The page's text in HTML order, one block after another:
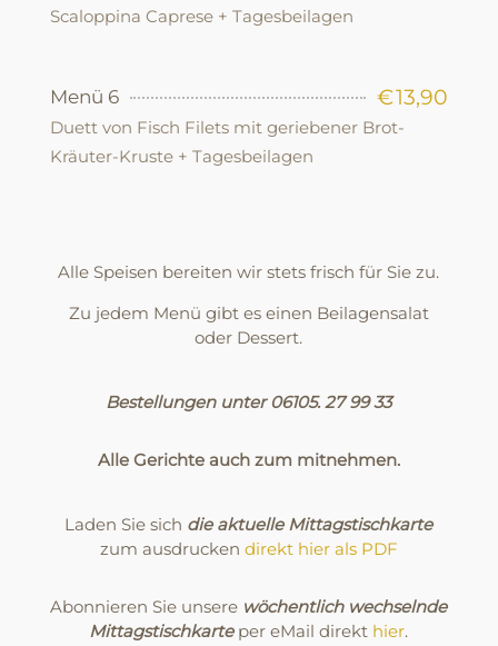
Scaloppina Caprese + Tagesbeilagen
Menü 6 €13,90
Duett von Fisch Filets mit geriebener Brot-
Kräuter-Kruste + Tagesbeilagen
Alle Speisen bereiten wir stets frisch für Sie zu.
Zu jedem Menü gibt es einen Beilagensalat
oder Dessert.
Bestellungen unter 06105. 27 99 33
Alle Gerichte auch zum mitnehmen.
Laden Sie sich die aktuelle Mittagstischkarte
zum ausdrucken direkt hier als PDF
Abonnieren Sie unsere wöchentlich wechselnde
Mittagstischkarteper eMail direkt hier.